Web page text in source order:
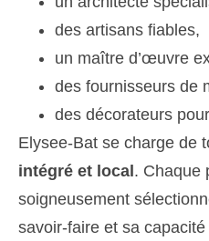
des artisans fiables,
un maître d’œuvre
des fournisseurs de
des décorateurs
Elysee-Bat se charge de
intégré et local. Chaque
soigneusement
savoir-faire et sa